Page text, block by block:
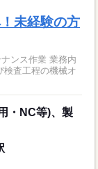
未経験の方
ンス作業 業務内
検査工程の機械オ
・NC等)、製